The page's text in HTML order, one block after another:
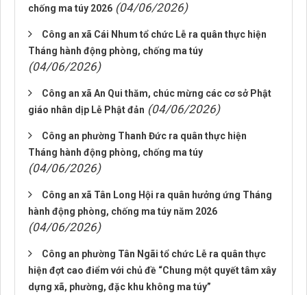
chống ma túy 2026 (04/06/2026)
Công an xã Cái Nhum tổ chức Lễ ra quân thực hiện
Tháng hành động phòng, chống ma túy
(04/06/2026)
Công an xã An Qui thăm, chúc mừng các cơ sở Phật
giáo nhân dịp Lễ Phật đản (04/06/2026)
Công an phường Thanh Đức ra quân thực hiện
Tháng hành động phòng, chống ma túy
(04/06/2026)
Công an xã Tân Long Hội ra quân hưởng ứng Tháng
hành động phòng, chống ma túy năm 2026
(04/06/2026)
Công an phường Tân Ngãi tổ chức Lễ ra quân thực
hiện đợt cao điểm với chủ đề “Chung một quyết tâm xây
dựng xã, phường, đặc khu không ma túy”